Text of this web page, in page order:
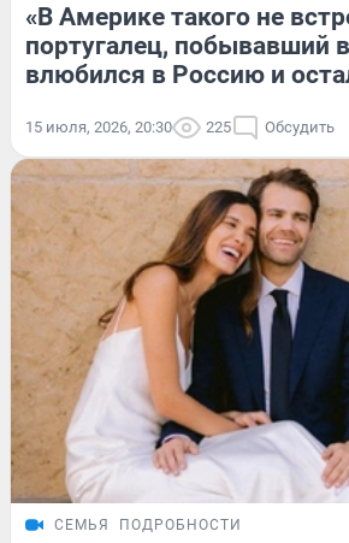
«В Америке такого не
португалец, побывавший
влюбился в Россию и
15 июля, 2026, 20:30 225 Обсудить
СЕМЬЯ ПОДРОБНОСТИ